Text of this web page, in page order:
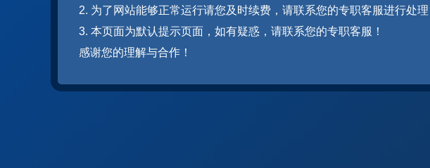
2. 为了网站能够正常运行请您及时续费，请联系您的专职客服进行处
3. 本页面为默认提示页面，如有疑惑，请联系您的专职客服！
感谢您的理解与合作！